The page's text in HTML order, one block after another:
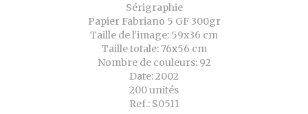
Sérigraphie
Papier Fabriano 5 GF 300gr
Taille de l'image: 59x36 cm
Taille totale: 76x56 cm
Nombre de couleurs: 92
Date: 2002
200 unités
Ref.: S0511